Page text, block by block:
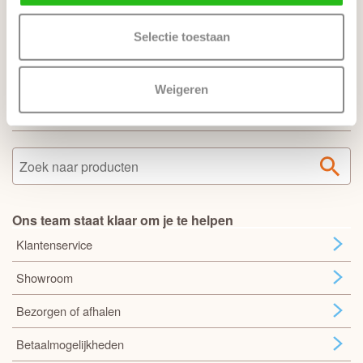
Selectie toestaan
Weigeren
Veel gestelde vragen
Verschil tussen een slotgat en krukgat
Ons team staat klaar om je te helpen
Klantenservice
Showroom
Bezorgen of afhalen
Betaalmogelijkheden